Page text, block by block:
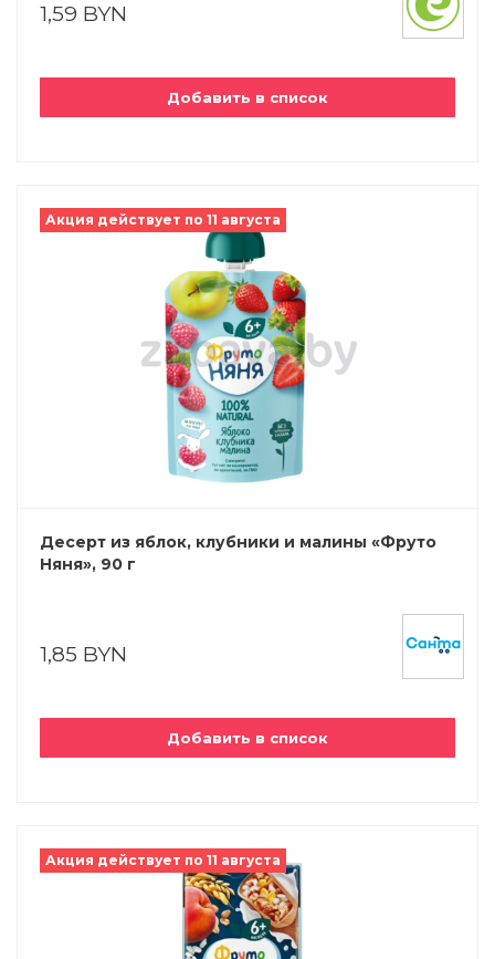
1,59 BYN
Добавить в список
Акция действует по 11 августа
Десерт из яблок, клубники и малины «Фруто
Няня», 90 г
1,85 BYN
Добавить в список
Акция действует по 11 августа